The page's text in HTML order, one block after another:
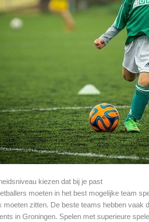
kiezen dat bij je past
moeten in het best mogelijke team
moeten zitten. De beste teams hebben vaak
in Groningen. Spelen met superieure